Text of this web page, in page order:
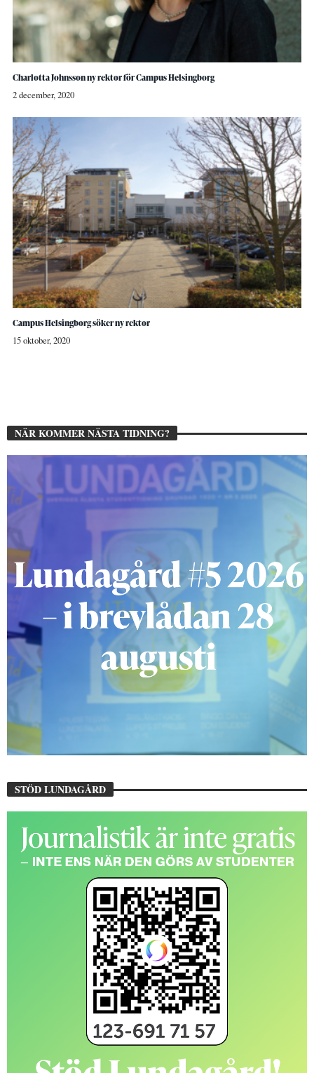
Charlotta Johnsson ny rektor för Campus Helsingborg
2 december, 2020
Campus Helsingborg söker ny rektor
15 oktober, 2020
NÄR KOMMER NÄSTA TIDNING?
STÖD LUNDAGÅRD